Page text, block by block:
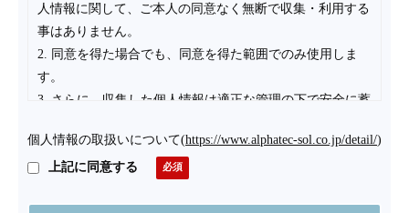
人情報に関して、ご本人の同意なく無断で収集・利用する
事はありません。
2. 同意を得た場合でも、同意を得た範囲でのみ使用しま
す。
3. さらに、収集した個人情報は適正な管理の下で安全に蓄
個人情報の利用目的について
個人情報の取扱いについて(https://www.alphatec-sol.co.jp/detail/)
上記に同意する